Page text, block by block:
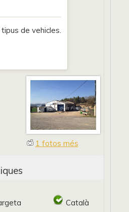
de vehicles.
1 fotos més
Català